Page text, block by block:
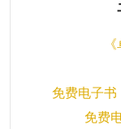
免费电子书
免费